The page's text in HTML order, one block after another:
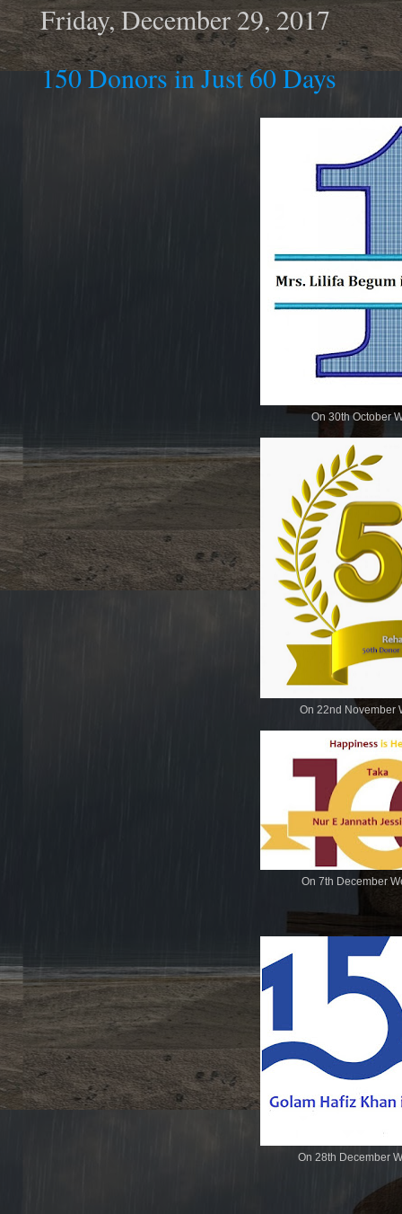
Friday, December 29, 2017
150 Donors in Just 60 Days
On 30th October
On 22nd November
On 7th December
On 28th December